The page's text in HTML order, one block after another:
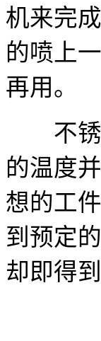
机来完
的喷上
再用。
不锈
的温度
想的工
到预定
却即得